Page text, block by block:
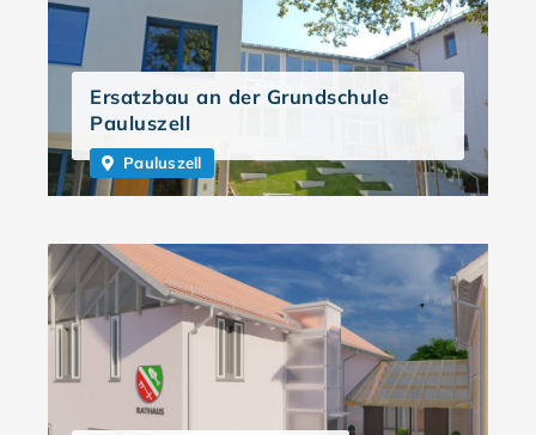
Ersatzbau an der Grundschule
Pauluszell
Pauluszell